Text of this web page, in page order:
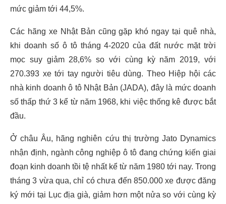
mức giảm tới 44,5%.
Các hãng xe Nhật Bản cũng gặp khó ngay tại quê nhà,
khi doanh số ô tô tháng 4-2020 của đất nước mặt trời
mọc suy giảm 28,6% so với cùng kỳ năm 2019, với
270.393 xe tới tay người tiêu dùng. Theo Hiệp hội các
nhà kinh doanh ô tô Nhật Bản (JADA), đây là mức doanh
số thấp thứ 3 kể từ năm 1968, khi việc thống kê được bắt
đầu.
Ở châu Âu, hãng nghiên cứu thị trường Jato Dynamics
nhận định, ngành công nghiệp ô tô đang chứng kiến giai
đoạn kinh doanh tồi tệ nhất kể từ năm 1980 tới nay. Trong
tháng 3 vừa qua, chỉ có chưa đến 850.000 xe được đăng
ký mới tại Lục địa già, giảm hơn một nửa so với cùng kỳ